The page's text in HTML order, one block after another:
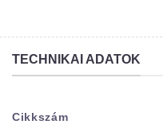
TECHNIKAI ADATOK
Cikkszám